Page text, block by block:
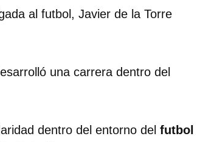
al futbol, Javier de la Torre
una carrera dentro del
dentro del entorno del futbol